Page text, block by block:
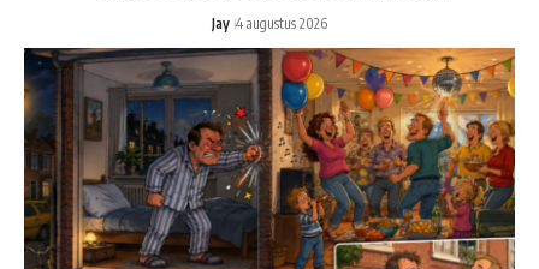
Jay 4 augustus 2026